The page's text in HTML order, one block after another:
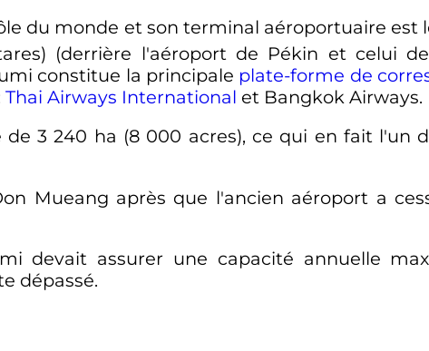
du monde et son terminal aéroportuaire est
) (derrière l'aéroport de Pékin et celui
constitue la principale plate-forme de
Thai Airways International et Bangkok Airways.
de3 240 ha (8 000 acres), ce qui en fait l'un
Mueang après que l'ancien aéroport a
devait assurer une capacité annuelle
dépassé.